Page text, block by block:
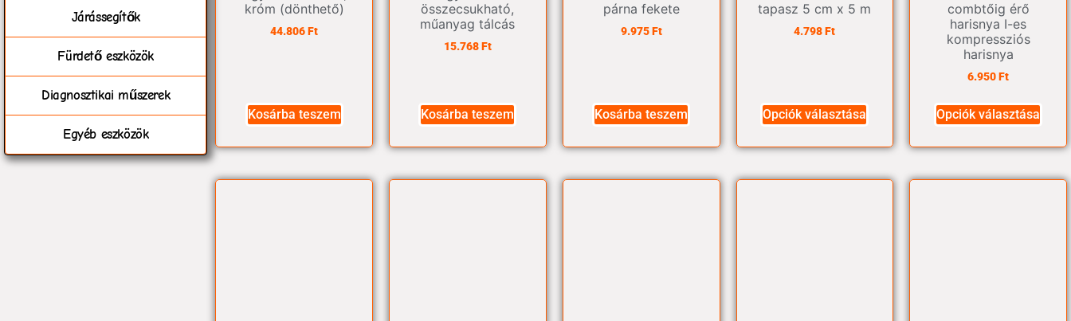
Járássegítők
Fürdető eszközök
Diagnosztikai műszerek
Egyéb eszközök
króm (dönthető)
44.806Ft
Kosárba teszem
összecsukható,
műanyag tálcás
15.768Ft
Kosárba teszem
párna fekete
9.975Ft
Kosárba teszem
tapasz 5 cm x 5 m
4.798Ft
Opciók választása
combtőig érő
harisnya I-es
kompressziós
harisnya
6.950Ft
Opciók választása